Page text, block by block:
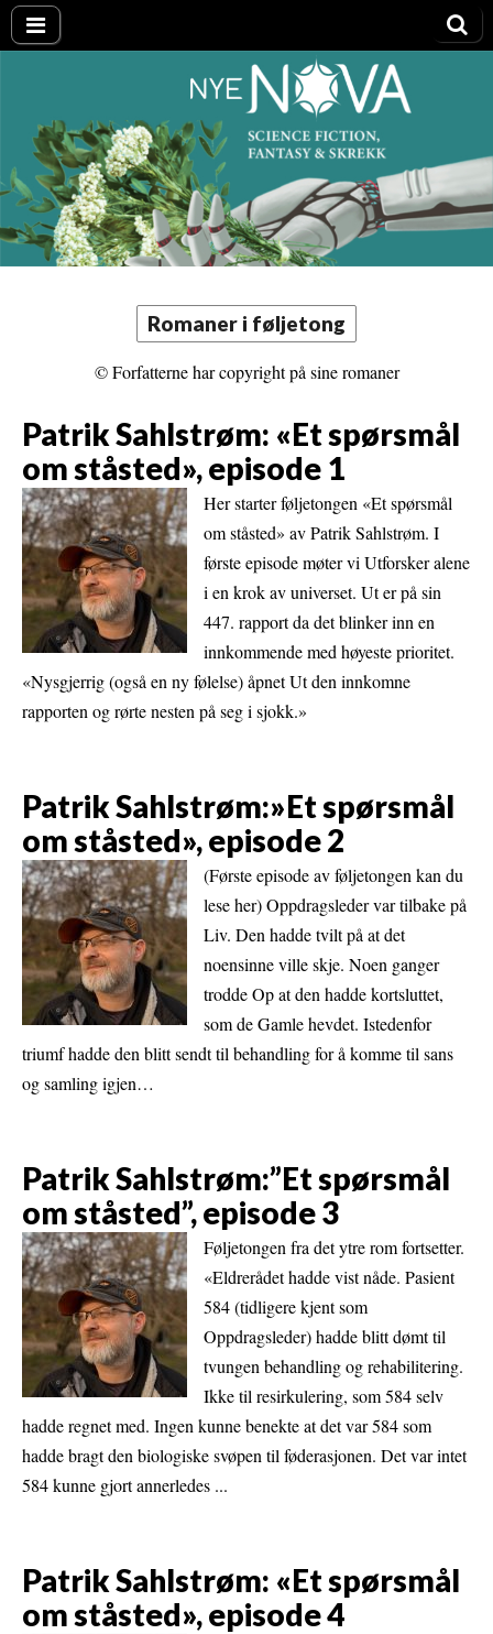
Nye NOVA
Romaner i føljetong
© Forfatterne har copyright på sine romaner
Patrik Sahlstrøm: «Et spørsmål
om ståsted», episode 1
Her starter føljetongen «Et spørsmål
om ståsted» av Patrik Sahlstrøm. I
første episode møter vi Utforsker alene
i en krok av universet. Ut er på sin
447. rapport da det blinker inn en
innkommende med høyeste prioritet.
«Nysgjerrig (også en ny følelse) åpnet Ut den innkomne
rapporten og rørte nesten på seg i sjokk.»
Patrik Sahlstrøm:»Et spørsmål
om ståsted», episode 2
(Første episode av føljetongen kan du
lese her) Oppdragsleder var tilbake på
Liv. Den hadde tvilt på at det
noensinne ville skje. Noen ganger
trodde Op at den hadde kortsluttet,
som de Gamle hevdet. Istedenfor
triumf hadde den blitt sendt til behandling for å komme til sans
og samling igjen…
Patrik Sahlstrøm:”Et spørsmål
om ståsted”, episode 3
Føljetongen fra det ytre rom fortsetter.
«Eldrerådet hadde vist nåde. Pasient
584 (tidligere kjent som
Oppdragsleder) hadde blitt dømt til
tvungen behandling og rehabilitering.
Ikke til resirkulering, som 584 selv
hadde regnet med. Ingen kunne benekte at det var 584 som
hadde bragt den biologiske svøpen til føderasjonen. Det var intet
584 kunne gjort annerledes ...
Patrik Sahlstrøm: «Et spørsmål
om ståsted», episode 4